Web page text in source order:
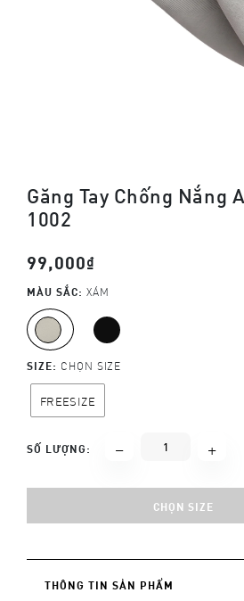
Găng Tay Chống Nắng
1002
99,000₫
MÀU SẮC: XÁM
SIZE: CHỌN SIZE
FREESIZE
SỐ LƯỢNG:
CHỌN SIZE
THÔNG TIN SẢN PHẨM